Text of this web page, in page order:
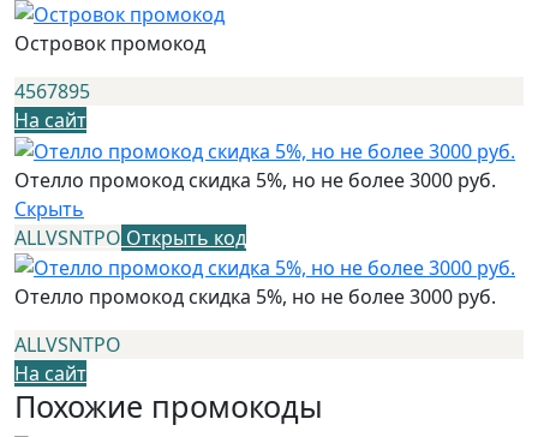
Островок промокод
4567895
На сайт
Отелло промокод скидка 5%, но не более 3000 руб.
Скрыть
ALLVSNTPO Открыть код
Отелло промокод скидка 5%, но не более 3000 руб.
ALLVSNTPO
На сайт
Похожие промокоды